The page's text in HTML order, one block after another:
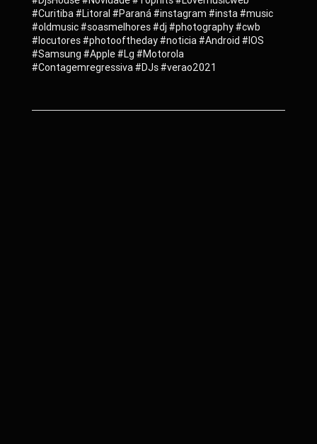
#Curitiba #Litoral #Paraná #instagram #insta #music
#oldmusic #soasmelhores #dj #photography #cwb
#locutores #photooftheday #noticia #Android #IOS
#Samsung #Apple #Lg #Motorola
#Contagemregressiva #DJs #verao2021